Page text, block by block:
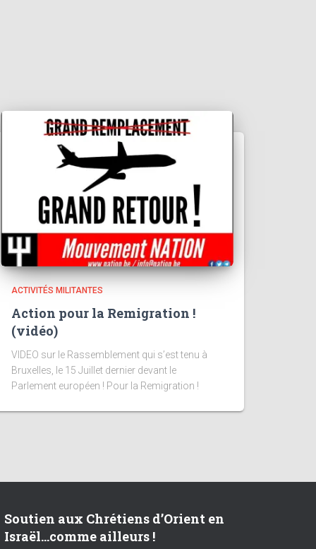
ACTIVITÉS MILITANTES
Action pour la Remigration !
(vidéo)
VIDEO sur le Rassemblement qui s’est tenu à
Bruxelles, le 15 Juillet dernier devant le
Parlement européen ! Pour la Remigration !
Soutien aux Chrétiens d’Orient en
Israël…comme ailleurs !